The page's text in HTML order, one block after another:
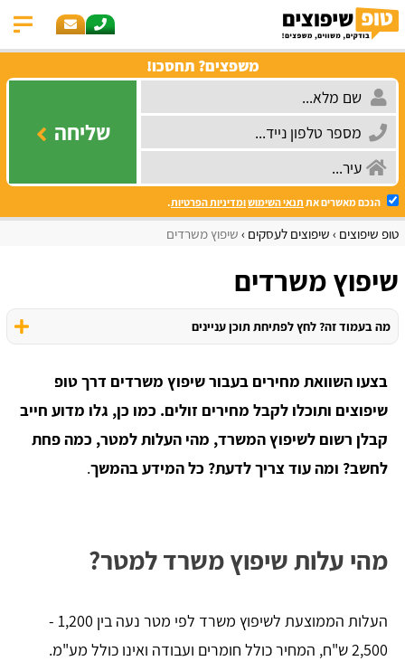
משפצים? תחסכו!
שליחה
הנכם מאשרים את תנאי השימושומדיניות הפרטיות.
טופ שיפוצים שיפוצים לעסקים שיפוץ משרדים
שיפוץ משרדים
מה בעמוד זה? לחץ לפתיחת תוכן עניינים
בצעו השוואת מחירים בעבור שיפוץ משרדים דרך טופ
שיפוצים ותוכלו לקבל מחירים זולים. כמו כן, גלו מדוע חייב
קבלן רשום לשיפוץ המשרד, מהי העלות למטר, כמה פחת
לחשב? ומה עוד צריך לדעת? כל המידע בהמשך.
מהי עלות שיפוץ משרד למטר?
העלות הממוצעת לשיפוץ משרד לפי מטר נעה בין 1,200 -
2,500 ש"ח, המחיר כולל חומרים ועבודה ואינו כולל מע"מ.